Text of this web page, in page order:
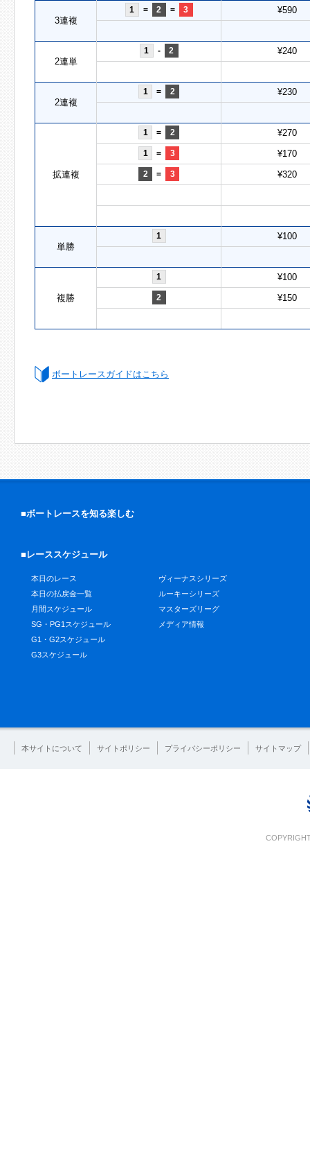
3連複
1 = 2 = 3 ¥590
2連単
1 - 2 ¥240
2連複
1 = 2 ¥230
拡連複
1 = 2 ¥270
1 = 3 ¥170
2 = 3 ¥320
単勝
1 ¥100
複勝
1 ¥100
2 ¥150
ボートレースガイドはこちら
■ボートレースを知る楽しむ
■レーススケジュール
本日のレース
本日の払戻金一覧
月間スケジュール
SG・PG1スケジュール
G1・G2スケジュール
G3スケジュール
ヴィーナスシリーズ
ルーキーシリーズ
マスターズリーグ
メディア情報
本サイトについて サイトポリシー プライバシーポリシー サイトマップ